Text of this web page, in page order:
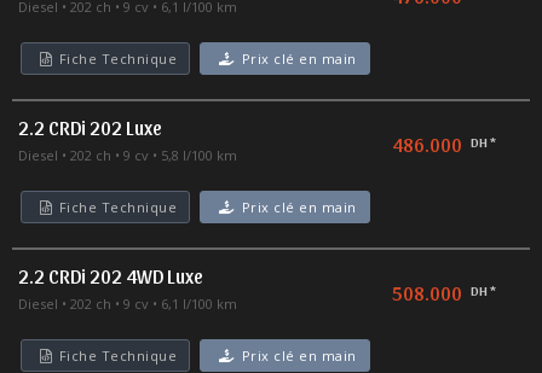
Diesel 202 ch 9 cv 6,1 l/100 km
Fiche Technique Prix clé en main
2.2 CRDi 202 Luxe
Diesel 202 ch 9 cv 5,8 l/100 km 486.000 DH *
Fiche Technique Prix clé en main
2.2 CRDi 202 4WD Luxe
Diesel 202 ch 9 cv 6,1 l/100 km 508.000 DH *
Fiche Technique Prix clé en main